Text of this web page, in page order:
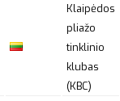
Klaipėdos
pliažo
tinklinio
klubas
(KBC)